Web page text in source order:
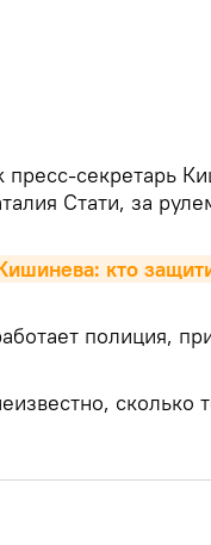
секретарь
Стати, за
кто
полиция,
сколько